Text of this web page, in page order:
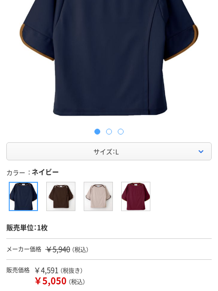
サイズ：L
カラー ネイビー
販売単位：1枚
メーカー価格 ￥5,940 （税込）
販売価格 ￥4,591 （税抜き）
￥5,050 （税込）